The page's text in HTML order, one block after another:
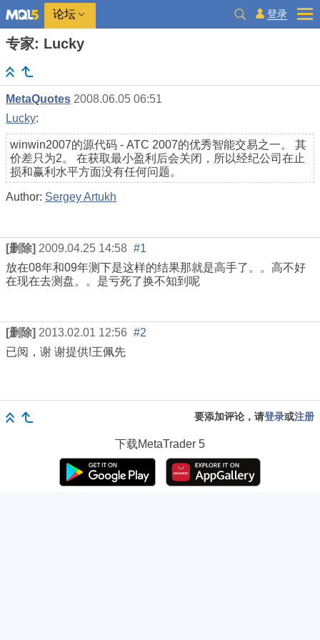
论坛 登录
专家: Lucky
MetaQuotes 2008.06.05 06:51
Lucky:
winwin2007的源代码 - ATC 2007的优秀智能交易之一。 其
价差只为2。 在获取最小盈利后会关闭，所以经纪公司在止
损和赢利水平方面没有任何问题。
Author: Sergey Artukh
[删除] 2009.04.25 14:58 #1
放在08年和09年测下是这样的结果那就是高手了。。高不好
在现在去测盘。。是亏死了换不知到呢
[删除] 2013.02.01 12:56 #2
已阅，谢 谢提供!王佩先
要添加评论，请登录或注册
下载MetaTrader 5